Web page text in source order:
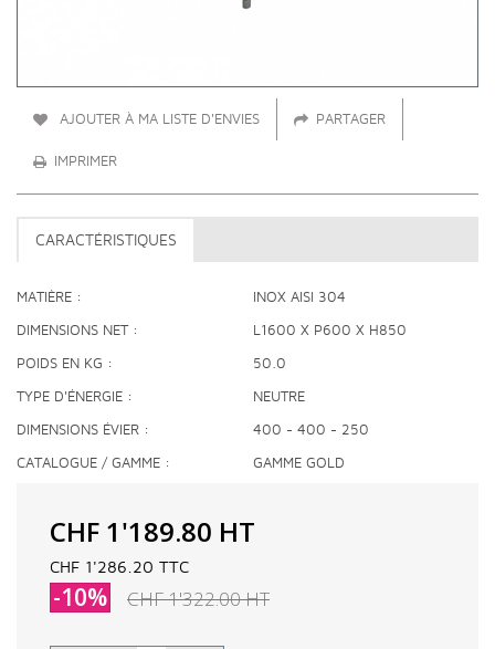
AJOUTER À MA LISTE D'ENVIES PARTAGER
IMPRIMER
CARACTÉRISTIQUES
MATIÈRE INOX AISI 304
DIMENSIONS NET L1600 X P600 X H850
POIDS EN KG 50.0
TYPE D'ÉNERGIE NEUTRE
DIMENSIONS ÉVIER 400 - 400 - 250
CATALOGUE / GAMME GAMME GOLD
CHF 1'189.80 HT
CHF 1'286.20 TTC
-10% CHF 1'322.00HT